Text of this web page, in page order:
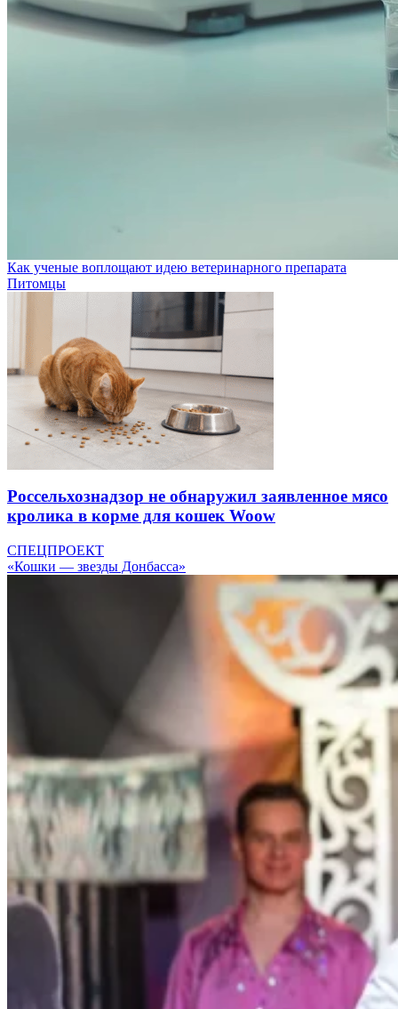
Как ученые воплощают идею ветеринарного препарата
Питомцы
Россельхознадзор не обнаружил заявленное мясо
кролика в корме для кошек Woow
СПЕЦПРОЕКТ
«Кошки — звезды Донбасса»